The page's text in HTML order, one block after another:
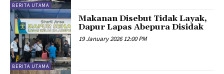
BERITA UTAMA
BERITA UTAMA
Makanan Disebut Tidak Layak,
Dapur Lapas Abepura Disidak
19 January 2026 12:00 PM